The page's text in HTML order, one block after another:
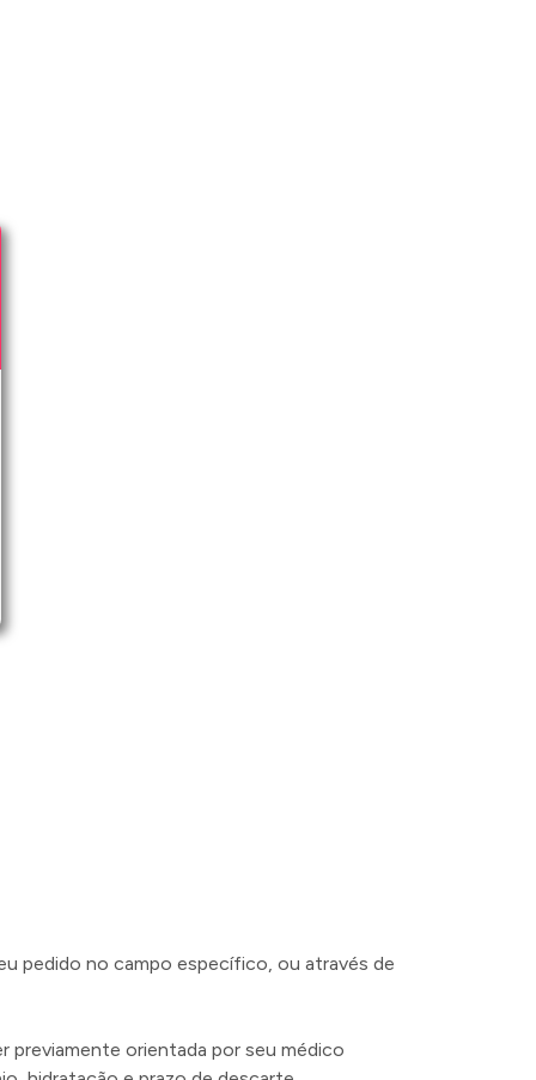
pedido no campo específico, ou através de
previamente orientada por seu médico